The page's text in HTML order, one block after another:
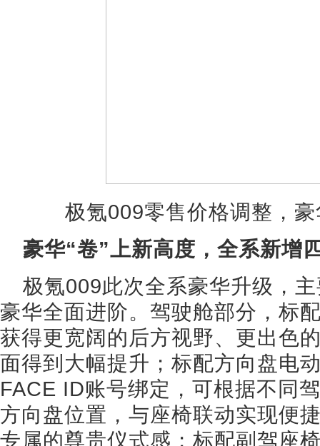
极氪009零售价格调整，
豪华“卷”上新高度，全系新增
极氪009此次全系豪华升级，
豪华全面进阶。驾驶舱部分，标
获得更宽阔的后方视野、更出色
面得到大幅提升；标配方向盘电
FACE ID账号绑定，可根据不同
方向盘位置，与座椅联动实现便
专属的尊贵仪式感；标配副驾座